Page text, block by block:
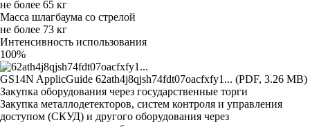
не более 65 кг
Масса шлагбаума со стрелой
не более 73 кг
Интенсивность использования
100%
GS14N ApplicGuide 62ath4j8qjsh74fdt07oacfxfy1... (PDF, 3.26 MB)
Закупка оборудования через государственные торги
Закупка металлодетекторов, систем контроля и управления
доступом (СКУД) и другого оборудования через